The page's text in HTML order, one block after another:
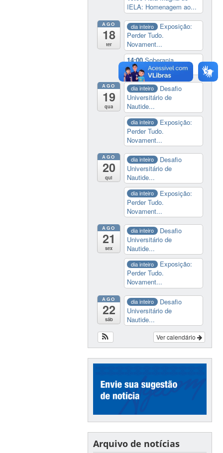
IELA: Homenagem ao...
AGO
18
ter
dia inteiro
Exposição:
Perder Tudo.
Novament...
14:00Soberania
tecnológica e digital
AGO
19
qua
dia inteiro
Desafio
Universitário de
Nautide...
dia inteiro
Exposição:
Perder Tudo.
Novament...
AGO
20
qui
dia inteiro
Desafio
Universitário de
Nautide...
dia inteiro
Exposição:
Perder Tudo.
Novament...
AGO
21
sex
dia inteiro
Desafio
Universitário de
Nautide...
dia inteiro
Exposição:
Perder Tudo.
Novament...
AGO
22
sáb
dia inteiro
Desafio
Universitário de
Nautide...
Ver calendário
Arquivo de notícias